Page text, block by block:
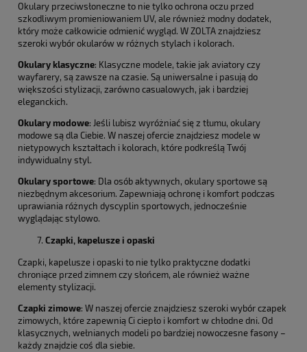
Okulary przeciwsłoneczne to nie tylko ochrona oczu przed
szkodliwym promieniowaniem UV, ale również modny dodatek,
który może całkowicie odmienić wygląd. W ZOLTA znajdziesz
szeroki wybór okularów w różnych stylach i kolorach.
Okulary klasyczne: Klasyczne modele, takie jak aviatory czy
wayfarery, są zawsze na czasie. Są uniwersalne i pasują do
większości stylizacji, zarówno casualowych, jak i bardziej
eleganckich.
Okulary modowe: Jeśli lubisz wyróżniać się z tłumu, okulary
modowe są dla Ciebie. W naszej ofercie znajdziesz modele w
nietypowych kształtach i kolorach, które podkreślą Twój
indywidualny styl.
Okulary sportowe: Dla osób aktywnych, okulary sportowe są
niezbędnym akcesorium. Zapewniają ochronę i komfort podczas
uprawiania różnych dyscyplin sportowych, jednocześnie
wyglądając stylowo.
Czapki, kapelusze i opaski
Czapki, kapelusze i opaski to nie tylko praktyczne dodatki
chroniące przed zimnem czy słońcem, ale również ważne
elementy stylizacji.
Czapki zimowe: W naszej ofercie znajdziesz szeroki wybór czapek
zimowych, które zapewnią Ci ciepło i komfort w chłodne dni. Od
klasycznych, wełnianych modeli po bardziej nowoczesne fasony –
każdy znajdzie coś dla siebie.